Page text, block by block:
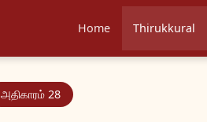
Home Thirukkural
அதிகாரம் 28